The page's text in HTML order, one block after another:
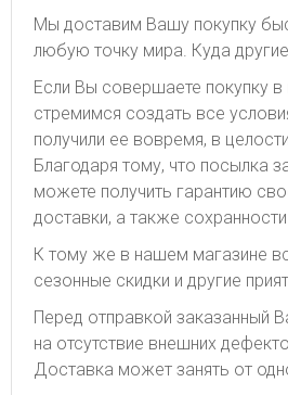
Мы доставим Вашу покупку
любую точку мира. Куда
Если Вы совершаете покупку
стремимся создать все
получили ее вовремя, в
Благодаря тому, что посылка
можете получить гарантию
доставки, а также
К тому же в нашем магазине
сезонные скидки и другие
Перед отправкой заказанный
на отсутствие внешних
Доставка может занять от